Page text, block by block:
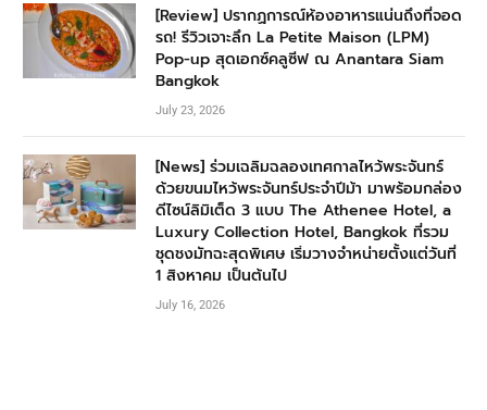
[Review] ปรากฏการณ์ห้องอาหารแน่นถึงที่จอด
รถ! รีวิวเจาะลึก La Petite Maison (LPM)
Pop-up สุดเอกซ์คลูซีฟ ณ Anantara Siam
Bangkok
July 23, 2026
[News] ร่วมเฉลิมฉลองเทศกาลไหว้พระจันทร์
ด้วยขนมไหว้พระจันทร์ประจำปีม้า มาพร้อมกล่อง
ดีไซน์ลิมิเต็ด 3 แบบ The Athenee Hotel, a
Luxury Collection Hotel, Bangkok ที่รวม
ชุดชงมัทฉะสุดพิเศษ เริ่มวางจำหน่ายตั้งแต่วันที่
1 สิงหาคม เป็นต้นไป
July 16, 2026